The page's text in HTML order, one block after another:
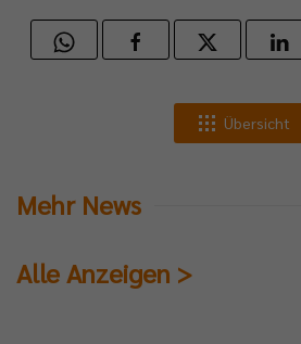
Übersicht
Mehr News
Alle Anzeigen >